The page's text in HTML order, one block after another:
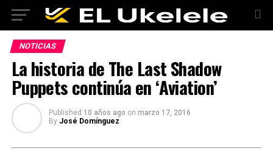
NOTICIAS
La historia de The Last Shadow
Puppets continúa en ‘Aviation’
Published 10 años ago on marzo 17, 2016
By José Domínguez